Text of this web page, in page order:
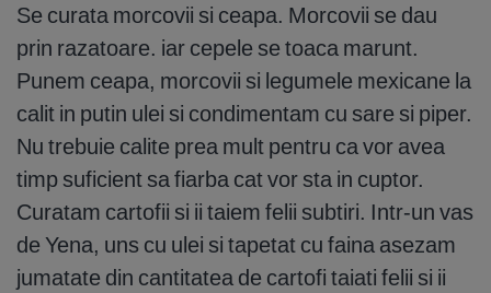
Se curata morcovii si ceapa. Morcovii se dau
prin razatoare. iar cepele se toaca marunt.
Punem ceapa, morcovii si legumele mexicane la
calit in putin ulei si condimentam cu sare si piper.
Nu trebuie calite prea mult pentru ca vor avea
timp suficient sa fiarba cat vor sta in cuptor.
Curatam cartofii si ii taiem felii subtiri. Intr-un vas
de Yena, uns cu ulei si tapetat cu faina asezam
jumatate din cantitatea de cartofi taiati felii si ii